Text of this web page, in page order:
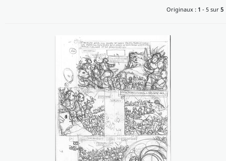
Originaux : 1 - 5 sur 5